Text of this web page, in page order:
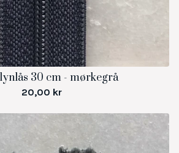
30 cm - mørkegrå
20,00 kr